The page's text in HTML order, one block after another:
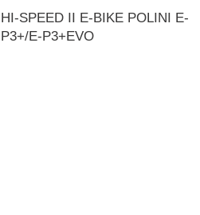
HI-SPEED II E-BIKE POLINI E-
P3+/E-P3+EVO